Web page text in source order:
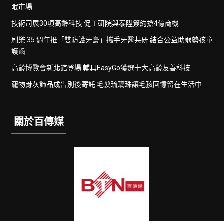
眠市場
技術司展30項高齡科技 促工研院與泰陞簽約搶4億商機
刷樂 35 週年推「雙防護牙膏」攜手牙醫共研 結合公益助弱勢孩童
護齒
高齡博覽會新北館登場 輔具EasyGo獲選十大高齡友善科技
寵物骨灰飾品成告別後寄託 毛髮琉璃珠讓毛孩回憶留在生活中
關於百傳媒